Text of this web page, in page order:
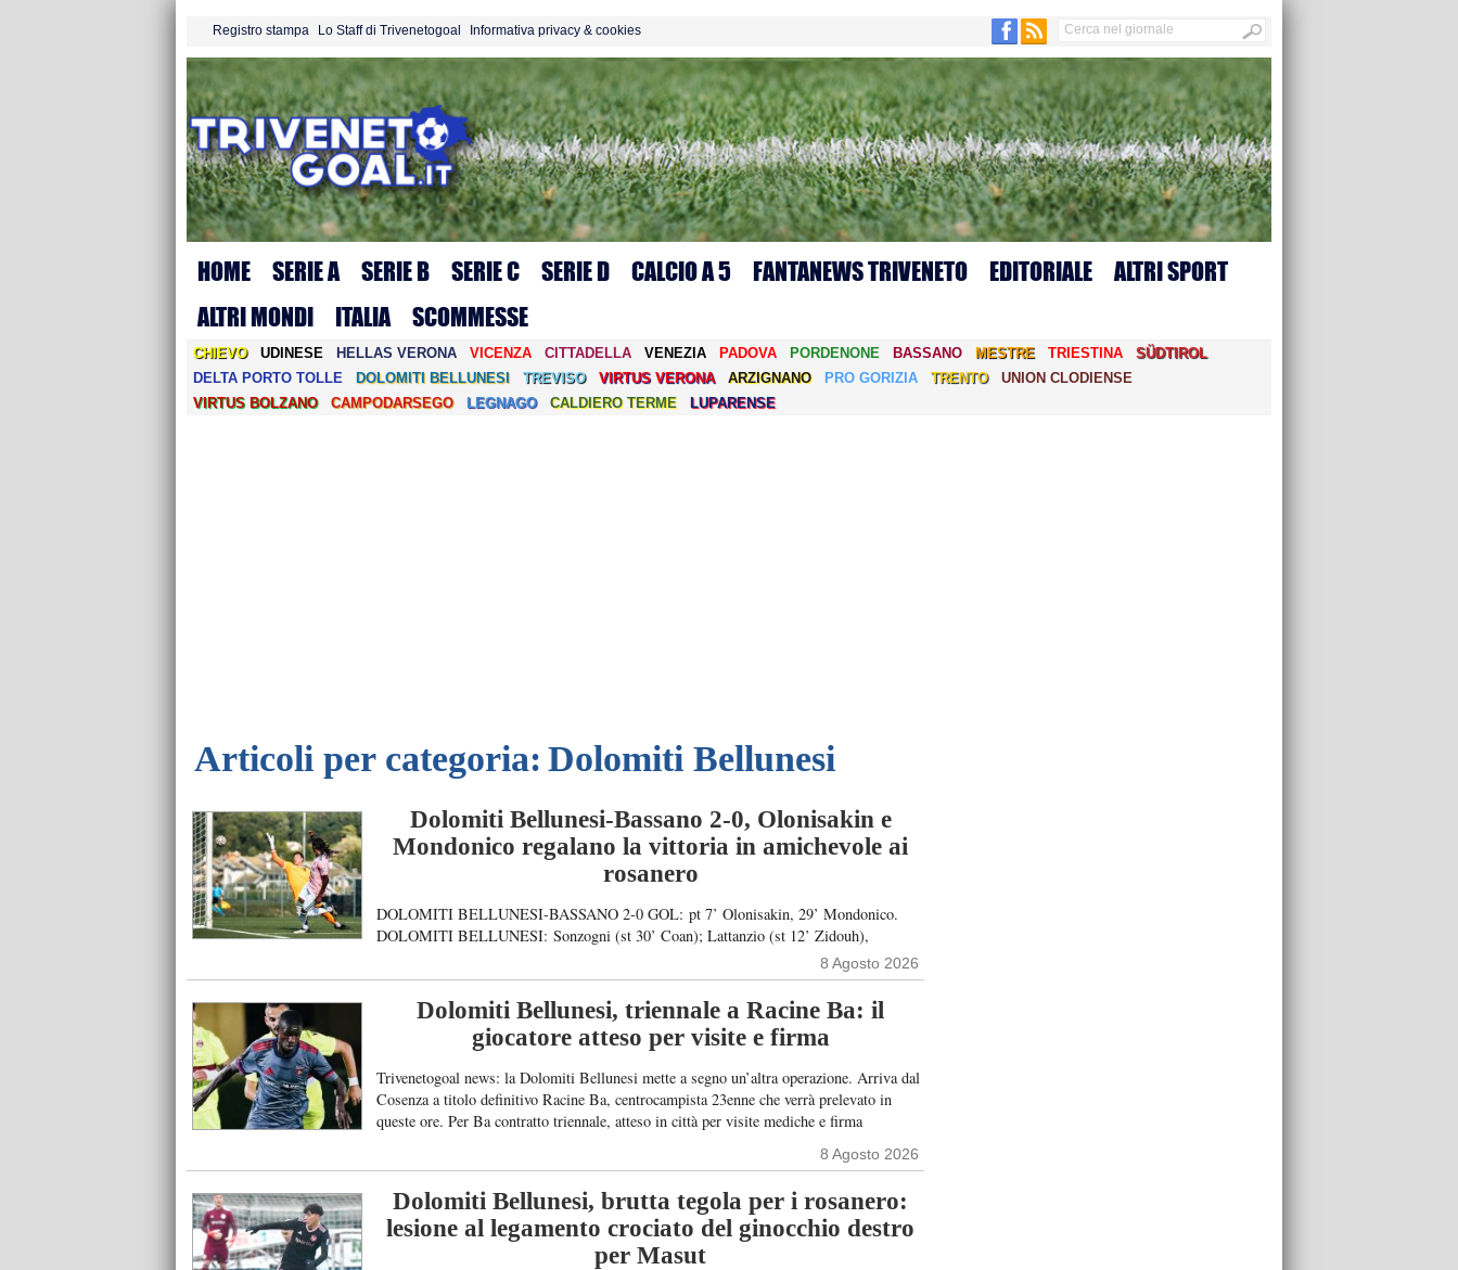
Registro stampa Lo Staff di Trivenetogoal Informativa privacy & cookies
HOME SERIE A SERIE B SERIE C SERIE D CALCIO A 5 FANTANEWS TRIVENETO EDITORIALE ALTRI SPORT
ALTRI MONDI ITALIA SCOMMESSE
CHIEVO UDINESE HELLAS VERONA VICENZA CITTADELLA VENEZIA PADOVA PORDENONE BASSANO MESTRE TRIESTINA
SÜDTIROL
DELTA PORTO TOLLE
DOLOMITI BELLUNESI TREVISO VIRTUS VERONA ARZIGNANO PRO GORIZIA TRENTO
UNION CLODIENSE
VIRTUS BOLZANO
CAMPODARSEGO LEGNAGO CALDIERO TERME LUPARENSE
Articoli per categoria: Dolomiti Bellunesi
Dolomiti Bellunesi-Bassano 2-0, Olonisakin e
Mondonico regalano la vittoria in amichevole ai
rosanero
DOLOMITI BELLUNESI-BASSANO 2-0 GOL: pt 7’ Olonisakin, 29’ Mondonico.
DOLOMITI BELLUNESI: Sonzogni (st 30’ Coan); Lattanzio (st 12’ Zidouh),
Trabucchi (st 23’ Casanova), Mondonico, Migliardi; Mazzocco, Montenegro (st 1’
Morreale), Mignanelli; Beltaief (st 23’ Saccani), Kowalski (st 1’ Lo Faso), Olonisakin
(in panchina: Cossalter, Estrella, Gobetti, Clemenza). Allenatore: A. Bonatti.
BASSANO: Amatori, Knittel, Racu, Gattoni, Marchiori, De Carli, […]
8 Agosto 2026
Dolomiti Bellunesi, triennale a Racine Ba: il
giocatore atteso per visite e firma
Trivenetogoal news: la Dolomiti Bellunesi mette a segno un’altra operazione. Arriva dal
Cosenza a titolo definitivo Racine Ba, centrocampista 23enne che verrà prelevato in
queste ore. Per Ba contratto triennale, atteso in città per visite mediche e firma
8 Agosto 2026
Dolomiti Bellunesi, brutta tegola per i rosanero:
lesione al legamento crociato del ginocchio destro
per Masut